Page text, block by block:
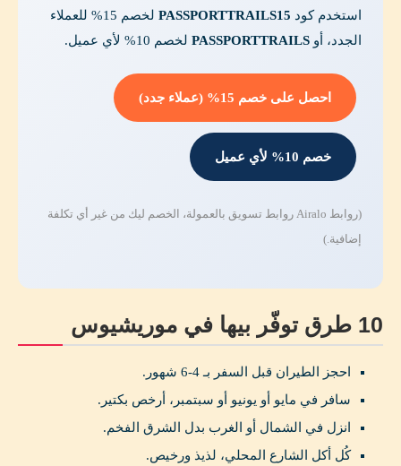
استخدم كود PASSPORTTRAILS15
لخصم 15% للعملاء
الجدد، أو PASSPORTTRAILS لخصم 10% لأي عميل.
احصل على خصم 15% (عملاء جدد)
خصم 10% لأي عميل
(روابط Airalo روابط تسويق بالعمولة، الخصم ليك من غير أي تكلفة
إضافية.)
10 طرق توفّر بيها في موريشيوس
احجز الطيران قبل السفر بـ 4-6 شهور.
سافر في مايو أو يونيو أو سبتمبر، أرخص بكتير.
انزل في الشمال أو الغرب بدل الشرق الفخم.
كُل أكل الشارع المحلي، لذيذ ورخيص.